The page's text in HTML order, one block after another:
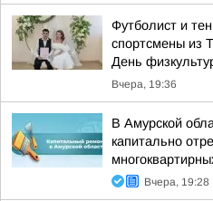
Футболист и
спортсмены из
День
Вчера, 19:36
В Амурской
капитально
Вчера, 19:28